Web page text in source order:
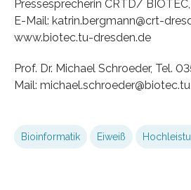
Pressesprecherin CRTD/
E-Mail: katrin.bergmann@crt-
www.biotec.tu-dresden.de
Prof. Dr. Michael Schroeder, Tel.
Mail:
Bioinformatik Eiweiß